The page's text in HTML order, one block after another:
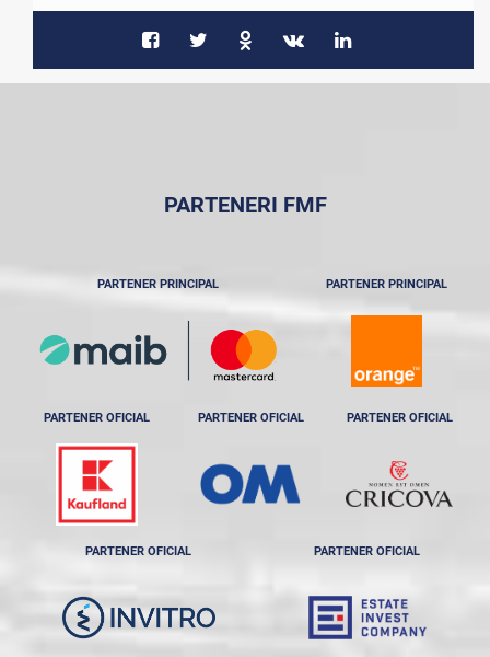
PARTENERI FMF
PARTENER PRINCIPAL PARTENER PRINCIPAL
PARTENER OFICIAL PARTENER OFICIAL PARTENER OFICIAL
PARTENER OFICIAL PARTENER OFICIAL